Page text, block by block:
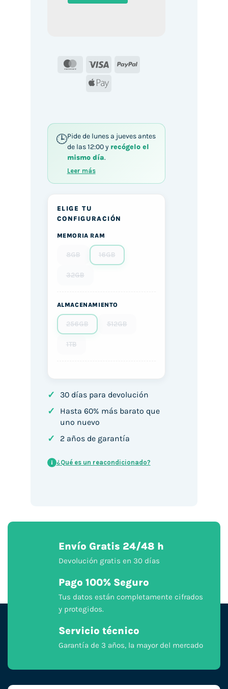
MasterCard
Visa
PayPal
Apple
Pide de lunes a jueves antes
de las 12:00 y recógelo el
mismo día.
Leer más
ELIGE TU
CONFIGURACIÓN
MEMORIA RAM
8GB 16GB
32GB
ALMACENAMIENTO
256GB 512GB
1TB
✓ 30 días para devolución
✓
Hasta 60% más barato que
uno nuevo
✓ 2 años de garantía
i ¿Qué es un reacondicionado?
Envío Gratis 24/48 h
Devolución gratis en 30 días
Pago 100% Seguro
Tus datos están completamente cifrados
y protegidos.
Servicio técnico
Garantía de 3 años, la mayor del mercado